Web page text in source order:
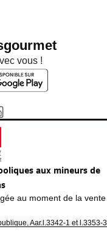
vous !
aux mineurs de
au moment de la vente
Aar.l.3342-1 et l.3353-3